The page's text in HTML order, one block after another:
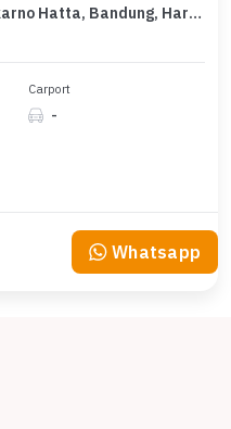
Kavling Prestisius Dijual di Soekarno Hatta, Bandung, Harga 37,8 Miliar
Carport
-
Whatsapp